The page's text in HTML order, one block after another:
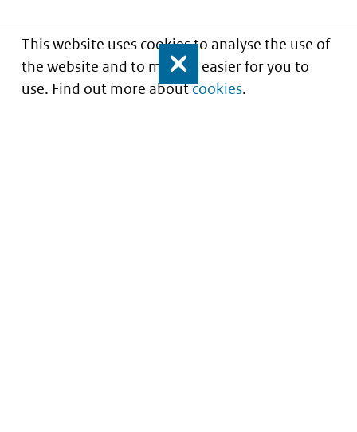
This website uses cookies to analyse the use of
the website and to make it easier for you to
use. Find out more aboutcookies.
Close